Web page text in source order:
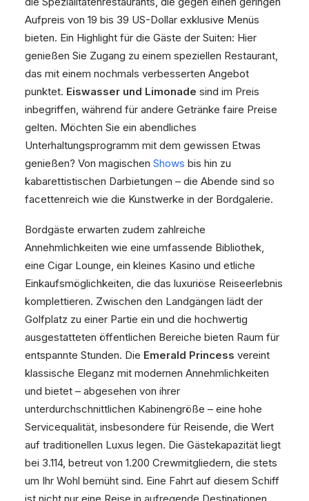
Aufpreis von 19 bis 39 US-Dollar exklusive Menüs
bieten. Ein Highlight für die Gäste der Suiten: Hier
genießen Sie Zugang zu einem speziellen Restaurant,
das mit einem nochmals verbesserten Angebot
punktet. Eiswasser und Limonade sind im Preis
inbegriffen, während für andere Getränke faire Preise
gelten. Möchten Sie ein abendliches
Unterhaltungsprogramm mit dem gewissen Etwas
genießen? Von magischen Shows bis hin zu
kabarettistischen Darbietungen – die Abende sind so
facettenreich wie die Kunstwerke in der Bordgalerie.
Bordgäste erwarten zudem zahlreiche
Annehmlichkeiten wie eine umfassende Bibliothek,
eine Cigar Lounge, ein kleines Kasino und etliche
Einkaufsmöglichkeiten, die das luxuriöse Reiseerlebnis
komplettieren. Zwischen den Landgängen lädt der
Golfplatz zu einer Partie ein und die hochwertig
ausgestatteten öffentlichen Bereiche bieten Raum für
entspannte Stunden. Die Emerald Princess vereint
klassische Eleganz mit modernen Annehmlichkeiten
und bietet – abgesehen von ihrer
unterdurchschnittlichen Kabinengröße – eine hohe
Servicequalität, insbesondere für Reisende, die Wert
auf traditionellen Luxus legen. Die Gästekapazität liegt
bei 3.114, betreut von 1.200 Crewmitgliedern, die stets
um Ihr Wohl bemüht sind. Eine Fahrt auf diesem Schiff